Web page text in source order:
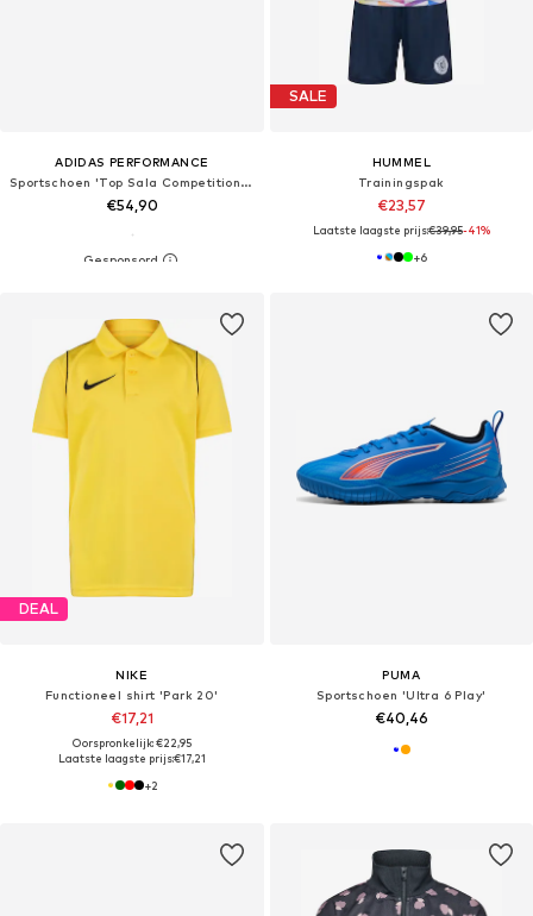
ADIDAS PERFORMANCE
Sportschoen 'Top Sala Competition II'
€54,90
SALE
HUMMEL
Trainingspak
€23,57
Laatste laagste prijs:€39,95-41%
+6
DEAL
NIKE
Functioneel shirt 'Park 20'
€17,21
Oorspronkelijk: €22,95
Laatste laagste prijs:€17,21
+2
PUMA
Sportschoen 'Ultra 6 Play'
€40,46